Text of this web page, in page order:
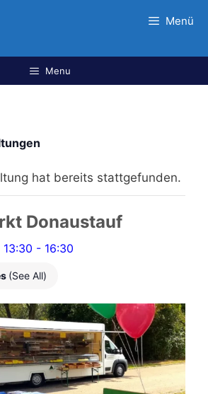
Menü
Menu
hat bereits stattgefunden.
Donaustauf
- 16:30
(See All)